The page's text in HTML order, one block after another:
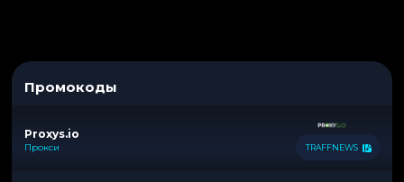
Промокоды
Proxys.io
Прокси TRAFFNEWS